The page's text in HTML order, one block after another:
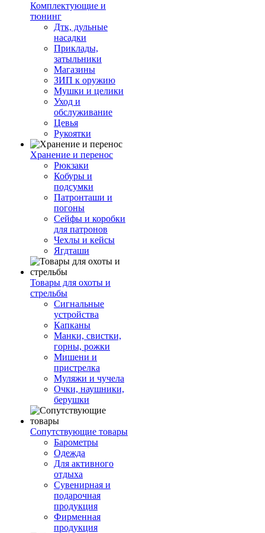
Комплектующие и
тюнинг
Дтк, дульные
насадки
Приклады,
затыльники
Магазины
ЗИП к оружию
Мушки и целики
Уход и
обслуживание
Цевья
Рукоятки
Хранение и перенос
Рюкзаки
Кобуры и
подсумки
Патронташи и
погоны
Сейфы и коробки
для патронов
Чехлы и кейсы
Ягдташи
Товары для охоты и
стрельбы
Сигнальные
устройства
Капканы
Манки, свистки,
горны, рожки
Мишени и
пристрелка
Муляжи и чучела
Очки, наушники,
берушки
Сопутствующие товары
Барометры
Одежда
Для активного
отдыха
Сувенирная и
подарочная
продукция
Фирменная
продукция